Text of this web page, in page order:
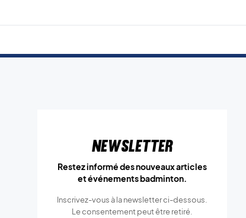
Newsletter
Restez informé des nouveaux articles
et événements badminton.
Inscrivez-vous à la newsletter ci-dessous.
Le consentement peut être retiré.